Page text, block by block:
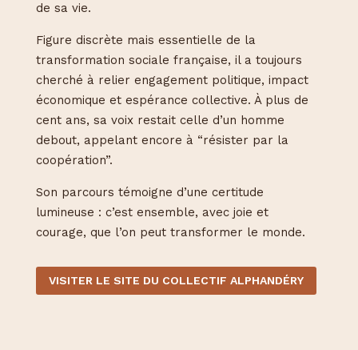
de sa vie.
Figure discrète mais essentielle de la
transformation sociale française, il a toujours
cherché à relier engagement politique, impact
économique et espérance collective. À plus de
cent ans, sa voix restait celle d’un homme
debout, appelant encore à “résister par la
coopération”.
Son parcours témoigne d’une certitude
lumineuse : c’est ensemble, avec joie et
courage, que l’on peut transformer le monde.
VISITER LE SITE DU COLLECTIF ALPHANDÉRY